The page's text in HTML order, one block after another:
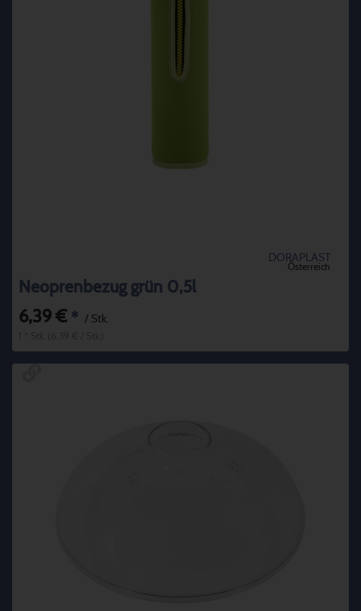
DORAPLAST
Österreich
Neoprenbezug grün 0,5l
6,39 € * / Stk.